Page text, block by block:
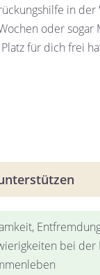
in der
oder
für dich frei
bei der